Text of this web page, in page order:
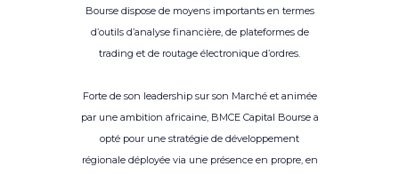
Bourse dispose de moyens importants en termes
d’outils d’analyse financière, de plateformes de
trading et de routage électronique d’ordres.
Forte de son leadership sur son Marché et animée
par une ambition africaine, BMCE Capital Bourse a
opté pour une stratégie de développement
régionale déployée via une présence en propre, en